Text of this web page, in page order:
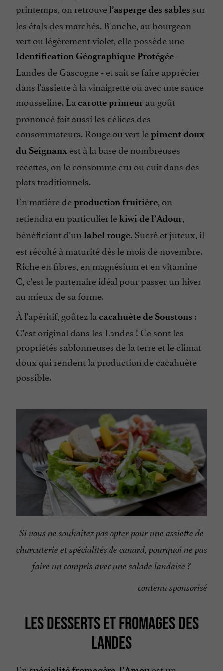
printemps, on retrouvel’asperge des sables sur
les étals des marchés. Blanche, au bourgeon
vert ou légèrement violet, elle possède une
Identification Géographique Protégée -
Landes de Gascogne - et sait se faire apprécier
dans l'assiette à la vinaigrette ou avec une sauce
mousseline. La carotte primeur au goût
prononcé fait aussi les délices des
consommateurs. Rouge ou vert lepiment doux
du Seignanx est à la base de nombreuses
recettes, on le consomme cru ou cuit dans des
plats traditionnels.
En matière deproduction fruitière, on
retiendra en particulier lekiwi de l’Adour,
bénéficiant d’un label rouge. Sucré et juteux, il
est récolté à maturité dès le mois de novembre.
Riche en fibres, en magnésium et en vitamine
C, c'est le partenaire idéal pour passer un hiver
au mieux de sa forme.
À l'apéritif, goûtez la cacahuète de Soustons :
C’est original dans les Landes ! Ce sont les
propriétés sablonneuses de la terre et le climat
doux qui rendent la production de cacahuète
possible.
Si vous ne souhaitez pas opter pour une assiette de
charcuterie et spécialités de canard, pourquoi ne pas
faire un compris avec une salade landaise ?
contenu sponsorisé
LES DESSERTS ET FROMAGES DES
LANDES